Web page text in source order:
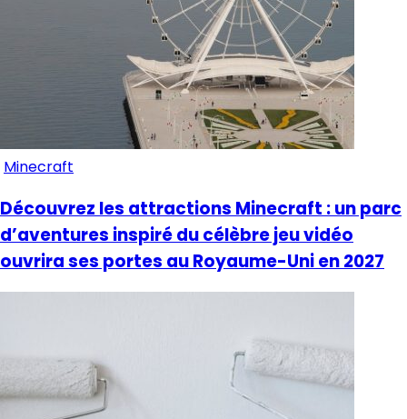
Minecraft
Découvrez les attractions Minecraft : un parc
d’aventures inspiré du célèbre jeu vidéo
ouvrira ses portes au Royaume-Uni en 2027